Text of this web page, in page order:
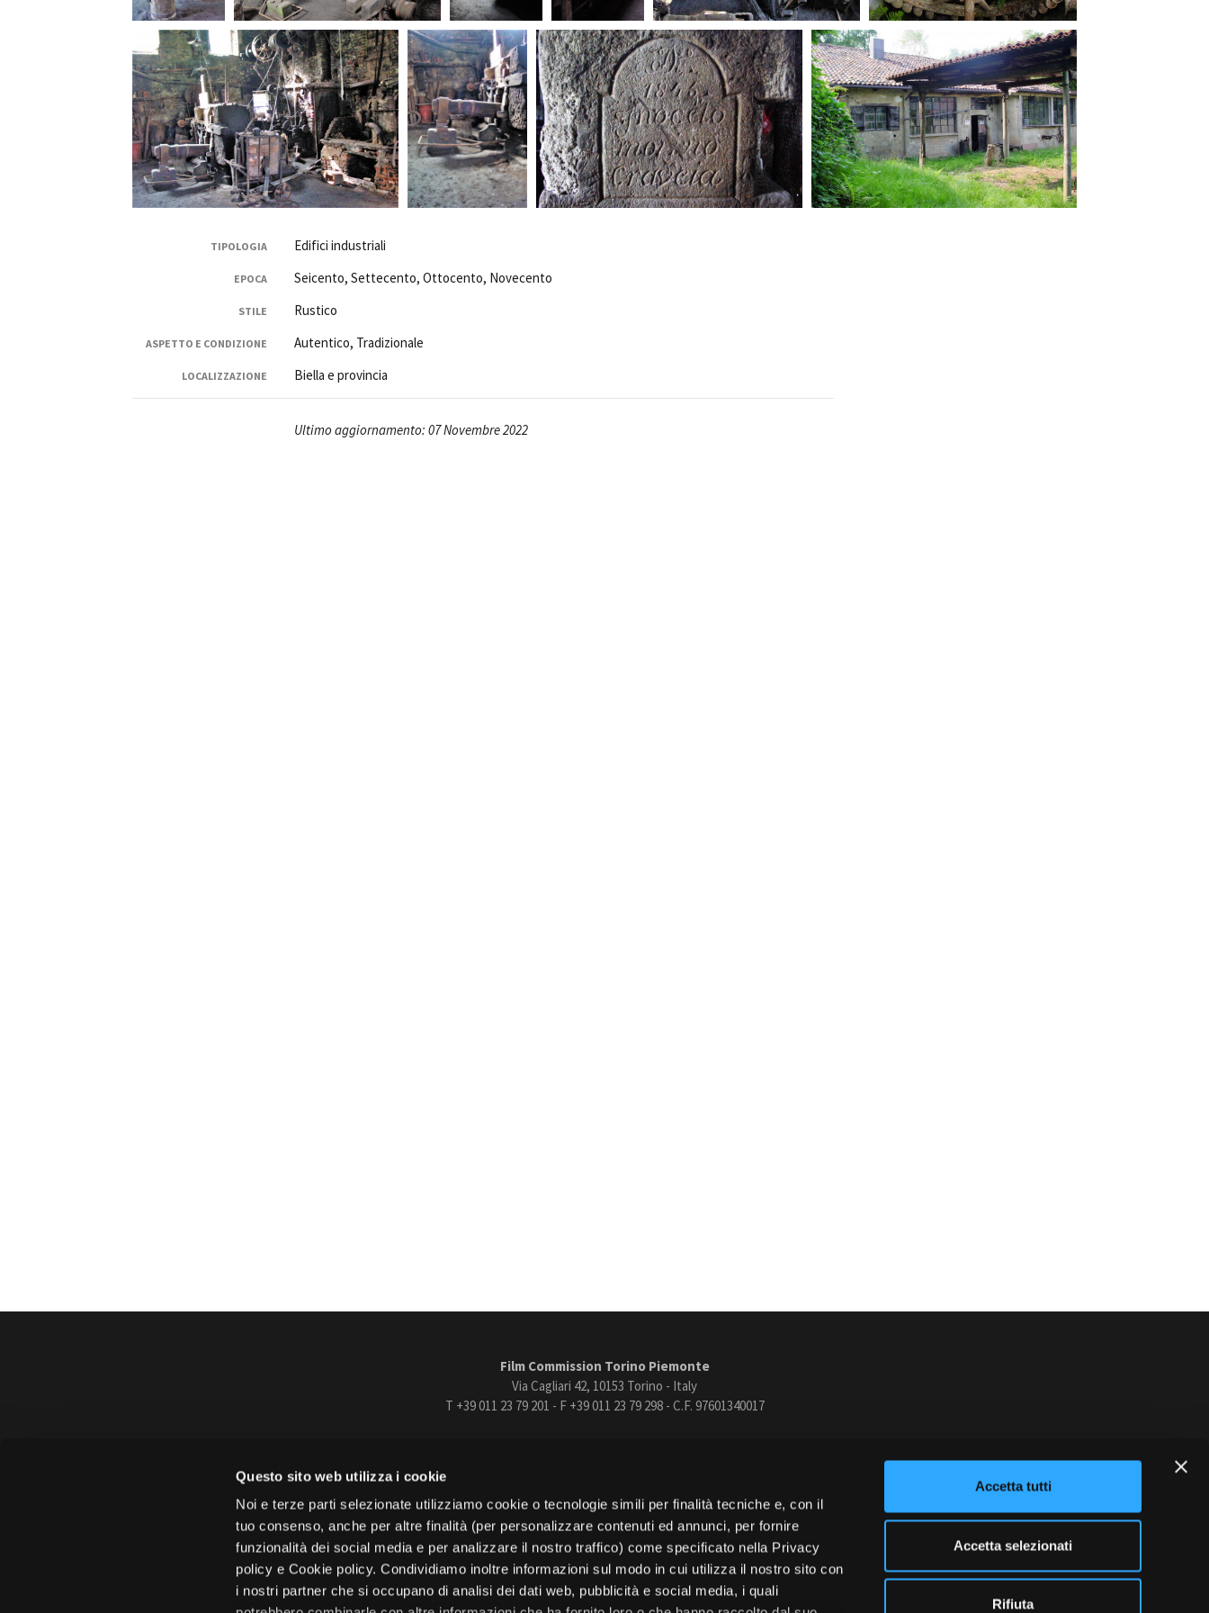
Questo sito web utilizza i cookie
Noi e terze parti selezionate utilizziamo cookie o tecnologie simili per finalità tecniche e, con il
tuo consenso, anche per altre finalità (per personalizzare contenuti ed annunci, per fornire
funzionalità dei social media e per analizzare il nostro traffico) come specificato nella Privacy
policy e Cookie policy. Condividiamo inoltre informazioni sul modo in cui utilizza il nostro sito con
i nostri partner che si occupano di analisi dei dati web, pubblicità e social media, i quali
Accetta tutti
Accetta selezionati
Rifiuta
Rete regionale
Bilancio sociale
Amministrazione trasparente
Bandi e gare
Sostenibilità ambientale
SERVIZI
Servizi generali
Location scouting
Spazi nella sede FCTP
Sala Paolo Tenna
Piemonte Film Tv Fund
Piemonte Film Tv Development Fund
Short Film Fund
LOCATION GUIDE
FILM DATABASE
BOOK DATABASE
NEWS
CASTING
Anteprime in Piemonte
Torino di Paolo Sorrentino
Ciak in TOur!
Days
Locarno Film Festival
Mostra Internazionale d’Arte
Cinematografica Venezia
Toronto International Film Festival
Festa del Cinema di Roma
Torino Film Festival
David di Donatello
Nastri d’Argento
Premio Solinas
TIPOLOGIA Edifici industriali
EPOCA Seicento, Settecento, Ottocento, Novecento
STILE Rustico
ASPETTO E CONDIZIONE Autentico, Tradizionale
LOCALIZZAZIONE Biella e provincia
Ultimo aggiornamento: 07 Novembre 2022
Film Commission Torino Piemonte
Via Cagliari 42, 10153 Torino - Italy
T +39 011 23 79 201 - F +39 011 23 79 298 - C.F. 97601340017
FacebookInstagramYoutubeVimeo
Città di Torino